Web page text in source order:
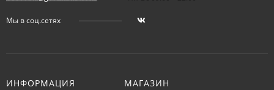
Мы в соц.сетях
ИНФОРМАЦИЯ МАГАЗИН